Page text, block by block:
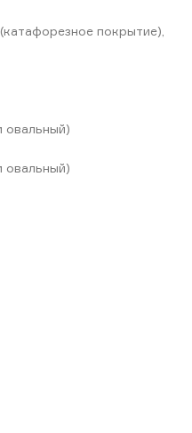
покрытие),
овальный)
овальный)